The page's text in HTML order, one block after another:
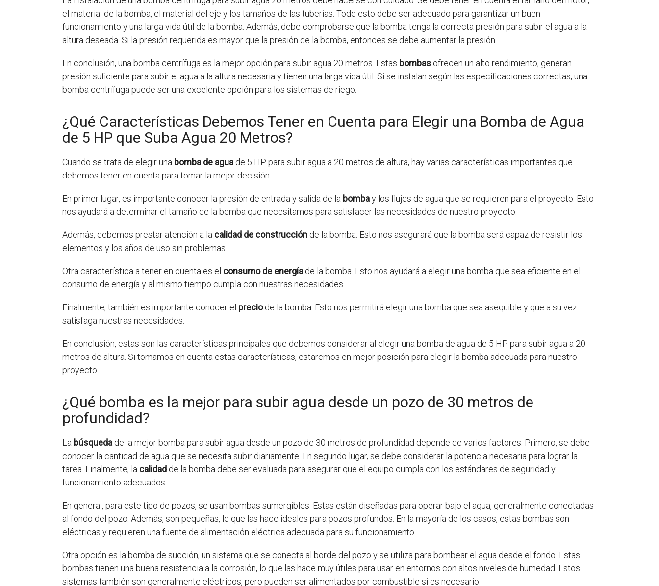
el material de la bomba, el material del eje y los tamaños de las tuberías. Todo esto debe ser adecuado para garantizar un buen
funcionamiento y una larga vida útil de la bomba. Además, debe comprobarse que la bomba tenga la correcta presión para subir el agua a la
altura deseada. Si la presión requerida es mayor que la presión de la bomba, entonces se debe aumentar la presión.
En conclusión, una bomba centrífuga es la mejor opción para subir agua 20 metros. Estas bombas ofrecen un alto rendimiento, generan
presión suficiente para subir el agua a la altura necesaria y tienen una larga vida útil. Si se instalan según las especificaciones correctas, una
bomba centrífuga puede ser una excelente opción para los sistemas de riego.
¿Qué Características Debemos Tener en Cuenta para Elegir una Bomba de Agua
de 5 HP que Suba Agua 20 Metros?
Cuando se trata de elegir una bomba de agua de 5 HP para subir agua a 20 metros de altura, hay varias características importantes que
debemos tener en cuenta para tomar la mejor decisión.
En primer lugar, es importante conocer la presión de entrada y salida de la bombay los flujos de agua que se requieren para el proyecto. Esto
nos ayudará a determinar el tamaño de la bomba que necesitamos para satisfacer las necesidades de nuestro proyecto.
Además, debemos prestar atención a la calidad de construcción de la bomba. Esto nos asegurará que la bomba será capaz de resistir los
elementos y los años de uso sin problemas.
Otra característica a tener en cuenta es el consumo de energía de la bomba. Esto nos ayudará a elegir una bomba que sea eficiente en el
consumo de energía y al mismo tiempo cumpla con nuestras necesidades.
Finalmente, también es importante conocer el preciode la bomba. Esto nos permitirá elegir una bomba que sea asequible y que a su vez
satisfaga nuestras necesidades.
En conclusión, estas son las características principales que debemos considerar al elegir una bomba de agua de 5 HP para subir agua a 20
metros de altura. Si tomamos en cuenta estas características, estaremos en mejor posición para elegir la bomba adecuada para nuestro
proyecto.
¿Qué bomba es la mejor para subir agua desde un pozo de 30 metros de
profundidad?
La búsqueda de la mejor bomba para subir agua desde un pozo de 30 metros de profundidad depende de varios factores. Primero, se debe
conocer la cantidad de agua que se necesita subir diariamente. En segundo lugar, se debe considerar la potencia necesaria para lograr la
tarea. Finalmente, la calidad de la bomba debe ser evaluada para asegurar que el equipo cumpla con los estándares de seguridad y
funcionamiento adecuados.
En general, para este tipo de pozos, se usan bombas sumergibles. Estas están diseñadas para operar bajo el agua, generalmente conectadas
al fondo del pozo. Además, son pequeñas, lo que las hace ideales para pozos profundos. En la mayoría de los casos, estas bombas son
eléctricas y requieren una fuente de alimentación eléctrica adecuada para su funcionamiento.
Otra opción es la bomba de succión, un sistema que se conecta al borde del pozo y se utiliza para bombear el agua desde el fondo. Estas
bombas tienen una buena resistencia a la corrosión, lo que las hace muy útiles para usar en entornos con altos niveles de humedad. Estos
sistemas también son generalmente eléctricos, pero pueden ser alimentados por combustible si es necesario.